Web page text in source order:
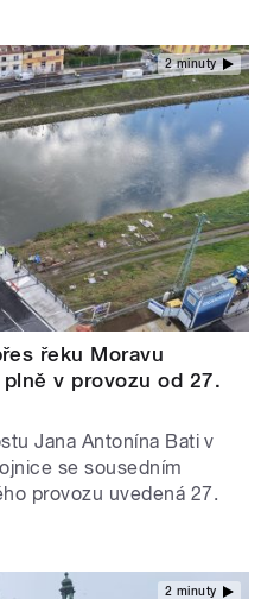
2 minuty
řeku Moravu
v provozu od 27.
Jana Antonína Bati v
se sousedním
provozu uvedená 27.
2 minuty